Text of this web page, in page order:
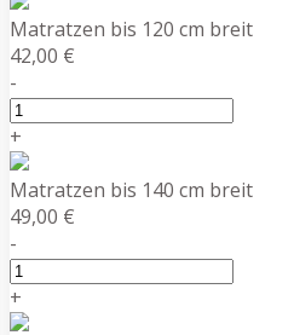
Matratzen bis 120 cm breit
42,00 €
-
+
Matratzen bis 140 cm breit
49,00 €
-
+